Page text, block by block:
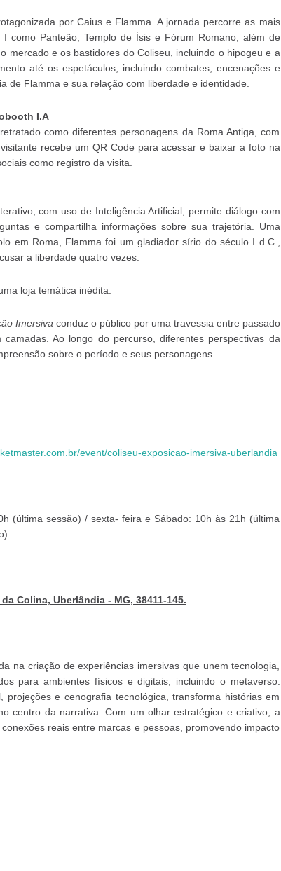
por Caius e Flamma. A jornada percorre as mais
como Panteão, Templo de Ísis e Fórum Romano, além de
mercado e os bastidores do Coliseu, incluindo o hipogeu e a
até os espetáculos, incluindo combates, encenações e
de Flamma e sua relação com liberdade e identidade.
I.A
como diferentes personagens da Roma Antiga, com
recebe um QR Code para acessar e baixar a foto na
como registro da visita.
com uso de Inteligência Artificial, permite diálogo com
e compartilha informações sobre sua trajetória. Uma
em Roma, Flamma foi um gladiador sírio do século I d.C.,
a liberdade quatro vezes.
loja temática inédita.
Imersiva conduz o público por uma travessia entre passado
Ao longo do percurso, diferentes perspectivas da
sobre o período e seus personagens.
event/coliseu-exposicao-imersiva-uberlandia
(última sessão) / sexta- feira e Sábado: 10h às 21h (última
Colina, Uberlândia - MG, 38411-145.
na criação de experiências imersivas que unem tecnologia,
para ambientes físicos e digitais, incluindo o metaverso.
e cenografia tecnológica, transforma histórias em
centro da narrativa. Com um olhar estratégico e criativo, a
reais entre marcas e pessoas, promovendo impacto